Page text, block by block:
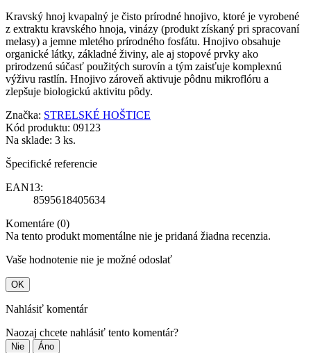
Kravský hnoj kvapalný je čisto prírodné hnojivo, ktoré je vyrobené
z extraktu kravského hnoja, vinázy (produkt získaný pri spracovaní
melasy) a jemne mletého prírodného fosfátu. Hnojivo obsahuje
organické látky, základné živiny, ale aj stopové prvky ako
prirodzenú súčasť použitých surovín a tým zaisťuje komplexnú
výživu rastlín. Hnojivo zároveň aktivuje pôdnu mikroflóru a
zlepšuje biologickú aktivitu pôdy.
Značka: STRELSKÉ HOŠTICE
Kód produktu: 09123
Na sklade: 3 ks.
Špecifické referencie
EAN13:
8595618405634
Komentáre (0)
Na tento produkt momentálne nie je pridaná žiadna recenzia.
Vaše hodnotenie nie je možné odoslať
OK
Nahlásiť komentár
Naozaj chcete nahlásiť tento komentár?
Nie Áno